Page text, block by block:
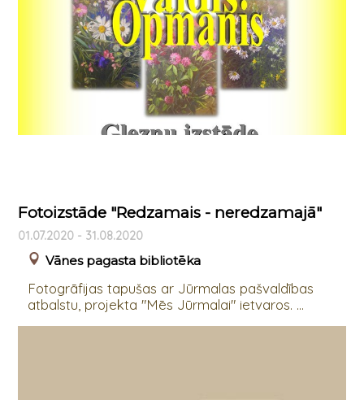
Fotoizstāde "Redzamais - neredzamajā"
01.07.2020 - 31.08.2020
Vānes pagasta bibliotēka
Fotogrāfijas tapušas ar Jūrmalas pašvaldības
atbalstu, projekta "Mēs Jūrmalai" ietvaros. ...